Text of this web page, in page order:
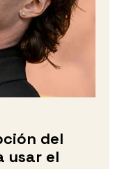
del
usar el